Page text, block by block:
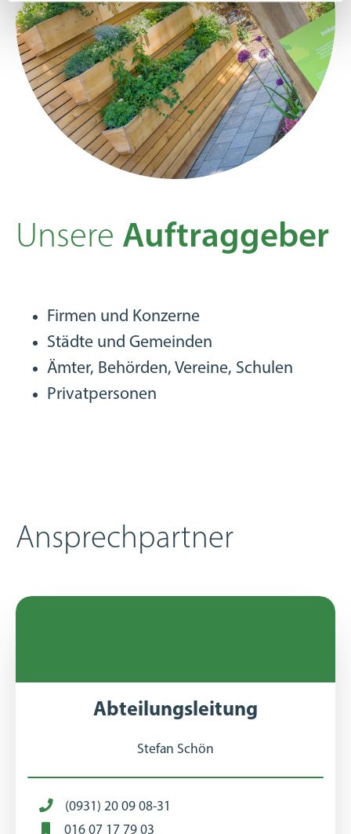
Unsere Auftraggeber
Firmen und Konzerne
Städte und Gemeinden
Ämter, Behörden, Vereine, Schulen
Privatpersonen
Ansprechpartner
Abteilungsleitung
Stefan Schön
(0931) 20 09 08-31
016 07 17 79 03